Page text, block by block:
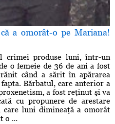
a omorât-o pe Mariana!
crimei produse luni, într-un
o femeie de 36 de ani a fost
când a sărit în apărarea
Bărbatul, care anterior a
a fost reţinut şi va
cu propunere de arestare
care luni dimineaţă a omorât
o ...